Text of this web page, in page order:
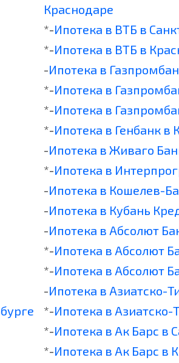
Краснодаре
*-Ипотека в ВТБ в
*-Ипотека в ВТБ в
-Ипотека в
*-Ипотека в
*-Ипотека в
*-Ипотека в Генбанк в
-Ипотека в Живаго
*-Ипотека в
-Ипотека в Кошелев-
-Ипотека в Кубань
-Ипотека в Абсолют
*-Ипотека в Абсолют
*-Ипотека в Абсолют
-Ипотека в Азиатско-
*-Ипотека в Азиатско-
*-Ипотека в Ак Барс в
*-Ипотека в Ак Барс в